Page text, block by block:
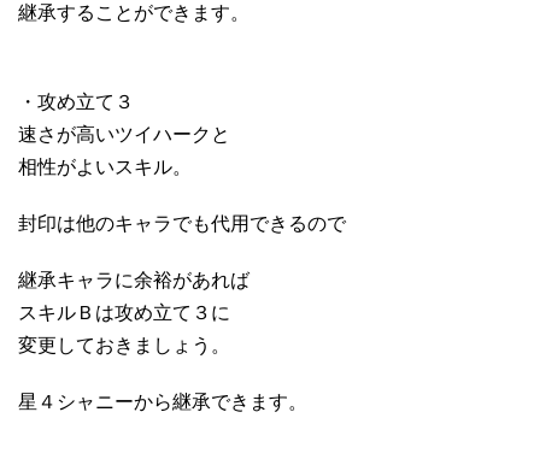
継承することができます。
・攻め立て３
速さが高いツイハークと
相性がよいスキル。
封印は他のキャラでも代用できるので
継承キャラに余裕があれば
スキルＢは攻め立て３に
変更しておきましょう。
星４シャニーから継承できます。